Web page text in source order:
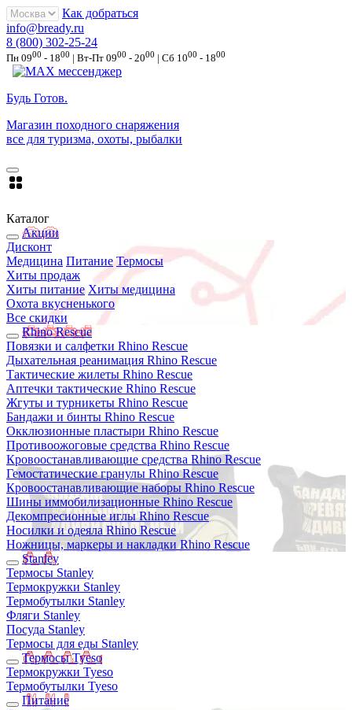
Как добраться
info@bready.ru
8 (800) 302-25-24
Пн 0900 - 1800 | Вт-Пт 0900 - 2000 | Сб 1000 - 1800
Будь Готов.
Магазин походного снаряжения
все для туризма, охоты, рыбалки
Каталог
Акции
Дисконт
Медицина Питание Термосы
Хиты продаж
Хиты питание Хиты медицина
Охота вкусненького
Все скидки
Rhino Rescue
Повязки и салфетки Rhino Rescue
Дыхательная реанимация Rhino Rescue
Тактические жилеты Rhino Rescue
Аптечки тактические Rhino Rescue
Жгуты и турникеты Rhino Rescue
Бандажи и бинты Rhino Rescue
Окклюзионные пластыри Rhino Rescue
Противоожоговые средства Rhino Rescue
Кровоостанавливающие средства Rhino Rescue
Гемостатические гранулы Rhino Rescue
Кровоостанавливающие наборы Rhino Rescue
Шины иммобилизационные Rhino Rescue
Декомпресионные иглы Rhino Rescue
Носилки и одеяла Rhino Rescue
Ножницы, маркеры и накладки Rhino Rescue
Stanley
Термосы Stanley
Термокружки Stanley
Термобутылки Stanley
Фляги Stanley
Посуда Stanley
Термосы для еды Stanley
Термосы Tyeso
Термокружки Tyeso
Термобутылки Tyeso
Питание